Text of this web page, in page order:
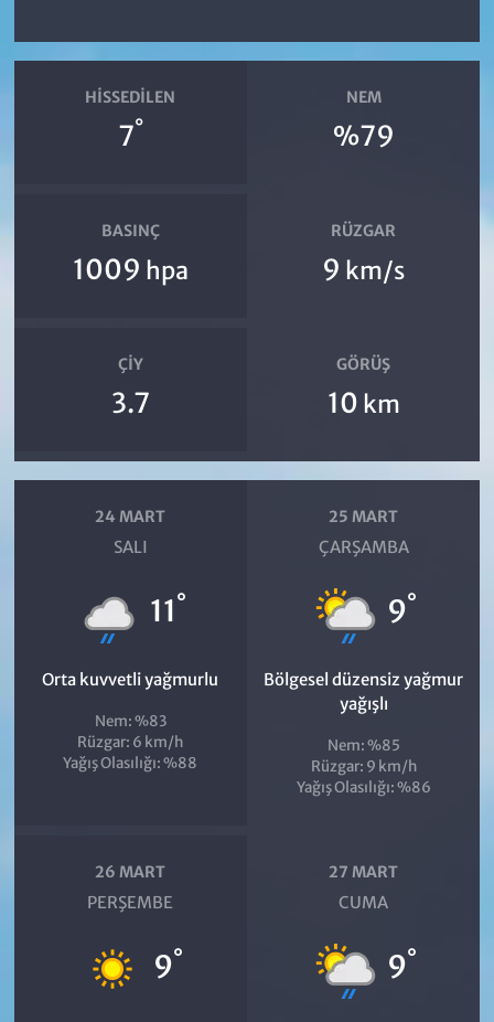
HISSEDILEN
7°
NEM
%79
BASINÇ
1009 hpa
RÜZGAR
9 km/s
ÇIY
3.7
GÖRÜŞ
10 km
24 MART
SALI
11°
Orta kuvvetli yağmurlu
Nem: %83
Rüzgar: 6 km/h
Yağış Olasılığı: %88
25 MART
ÇARŞAMBA
9°
Bölgesel düzensiz yağmur
yağışlı
Nem: %85
Rüzgar: 9 km/h
Yağış Olasılığı: %86
26 MART
PERŞEMBE
9°
27 MART
CUMA
9°